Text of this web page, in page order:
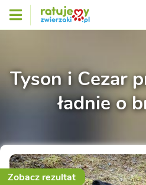
Tyson i Cezar
ładnie o
Zobacz rezultat